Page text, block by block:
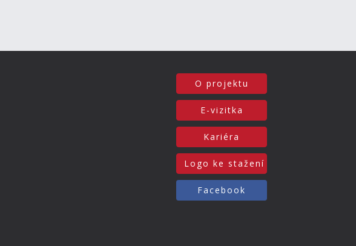
O projektu
E-vizitka
Kariéra
Logo ke stažení
Facebook